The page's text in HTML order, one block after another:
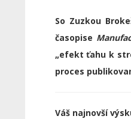
So Zuzkou
časopise
„efekt ťahu k
proces
Váš najnovší